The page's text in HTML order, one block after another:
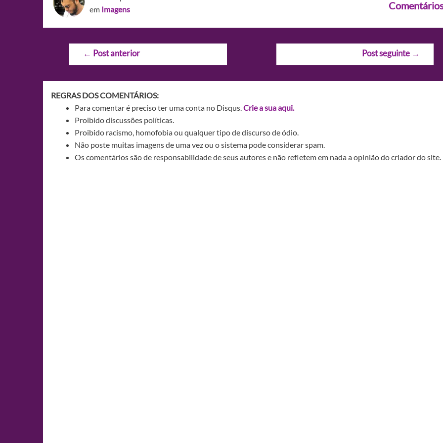
em Imagens
Navegação
← Post anterior Post seguinte →
REGRAS DOS COMENTÁRIOS:
Para comentar é preciso ter uma conta no Disqus.Crie a sua aqui.
Proibido discussões políticas.
Proibido racismo, homofobia ou qualquer tipo de discurso de ódio.
Não poste muitas imagens de uma vez ou o sistema pode considerar spam.
Os comentários são de responsabilidade de seus autores e não refletem em nada a opinião do criador do site.